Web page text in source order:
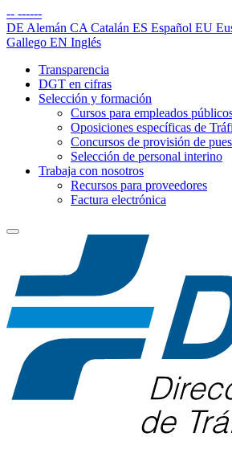
-- ------
DE Alemán CA Catalán ES Español EU
Gallego EN Inglés
Transparencia
DGT en cifras
Selección y formación
Cursos para empleados
Oposiciones específicas de
Concursos de provisión de
Selección de personal interino
Trabaja con nosotros
Recursos para proveedores
Factura electrónica